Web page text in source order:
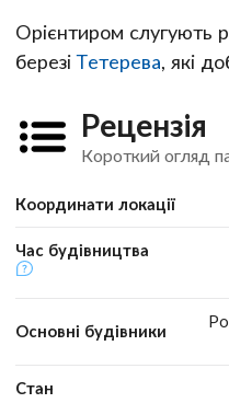
Орієнтиром слугують
березіТетерева, які
Рецензія
Короткий огляд
Координати локації
Час будівництва
Основні будівники
Стан